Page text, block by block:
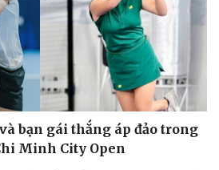
bạn gái thắng áp đảo trong
Minh City Open